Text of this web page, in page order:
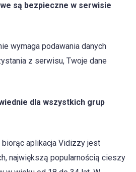
są bezpieczne w serwisie
wymaga podawania danych
z serwisu, Twoje dane
dla wszystkich grup
aplikacja Vidizzy jest
największą popularnością cieszy